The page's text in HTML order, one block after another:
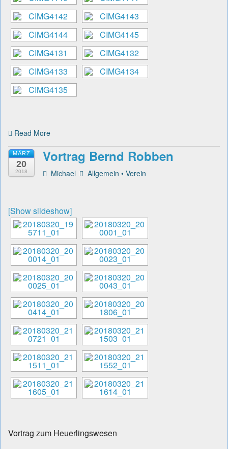
Read More
MÄRZ
20
2018
Vortrag Bernd Robben
Michael Allgemein •Verein
[Show slideshow]
Vortrag zum Heuerlingswesen